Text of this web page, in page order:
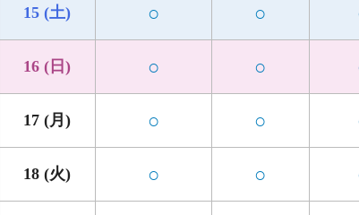
15 (土) ○ ○
16 (日) ○ ○
17 (月) ○ ○
18 (火) ○ ○